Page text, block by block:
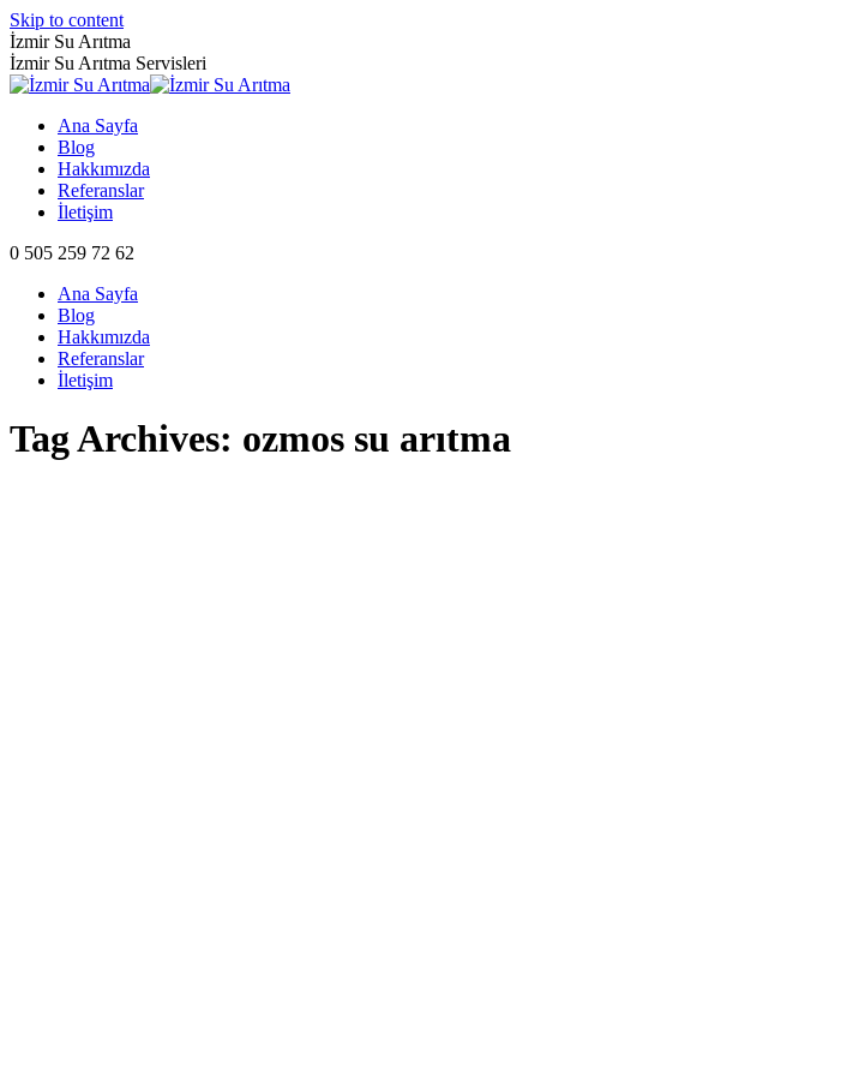
Skip to content
İzmir Su Arıtma
İzmir Su Arıtma Servisleri
Ana Sayfa
Blog
Hakkımızda
Referanslar
İletişim
0 505 259 72 62
Ana Sayfa
Blog
Hakkımızda
Referanslar
İletişim
Tag Archives: ozmos su arıtma